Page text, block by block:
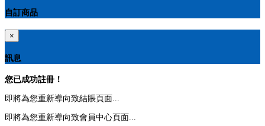
自訂商品
×
訊息
您已成功註冊！
即將為您重新導向致結賬頁面...
即將為您重新導向致會員中心頁面...